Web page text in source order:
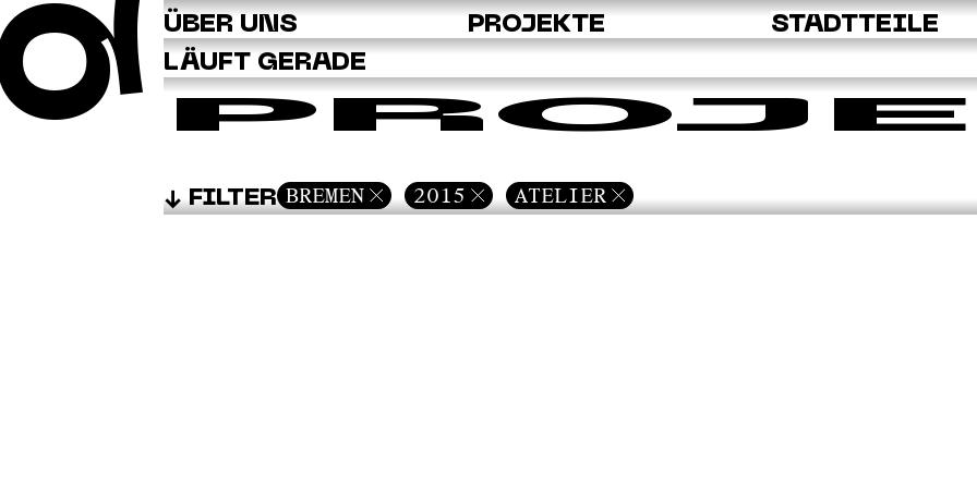
ÜBER UNS PROJEKTE
STADTTEILE
LÄUFT GERADE
FILTER BREMEN 2015 ATELIER